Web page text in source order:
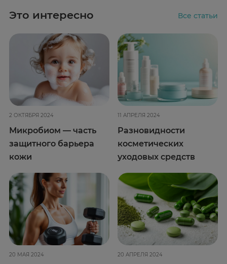
Это интересно Все статьи
2 ОКТЯБРЯ 2024
Микробиом — часть
защитного барьера
кожи
11 АПРЕЛЯ 2024
Разновидности
косметических
уходовых средств
20 МАЯ 2024 20 АПРЕЛЯ 2024